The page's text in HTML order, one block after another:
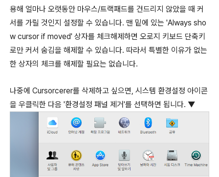
용해 얼마나 오랫동안 마우스/트랙패드를 건드리지 않았을 때 커
서를 가릴 것인지 설정할 수 있습니다. 맨 밑에 있는 'Always sho
w cursor if moved' 상자를 체크해제하면 오로지 키보드 단축키
로만 커서 숨김을 해제할 수 있습니다. 따라서 특별한 이유가 없는
한 상자의 체크를 해제할 필요는 없습니다.
나중에 Cursorcerer를 삭제하고 싶으면, 시스템 환경설정 아이콘
을 우클릭한 다음 '환경설정 패널 제거'를 선택하면 됩니다. ▼